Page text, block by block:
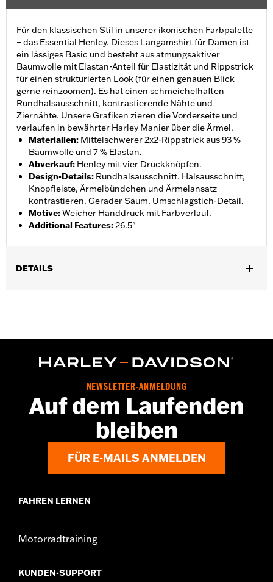
Für den klassischen Stil in unserer ikonischen Farbpalette
– das Essential Henley. Dieses Langamshirt für Damen ist
ein lässiges Basic und besteht aus atmungsaktiver
Baumwolle mit Elastan-Anteil für Elastizität und Rippstrick
für einen strukturierten Look (für einen genauen Blick
gerne reinzoomen). Es hat einen schmeichelhaften
Rundhalsausschnitt, kontrastierende Nähte und
Ziernähte. Unsere Grafiken zieren die Vorderseite und
verlaufen in bewährter Harley Manier über die Ärmel.
Materialien: Mittelschwerer 2x2-Rippstrick aus 93 %
Baumwolle und 7 % Elastan.
Abverkauf: Henley mit vier Druckknöpfen.
Design-Details: Rundhalsausschnitt. Halsausschnitt,
Knopfleiste, Ärmelbündchen und Ärmelansatz
kontrastieren. Gerader Saum. Umschlagstich-Detail.
Motive:Weicher Handdruck mit Farbverlauf.
Additional Features:26.5"
DETAILS
Herkunft:Importiert
NEWSLETTER-ANMELDUNG
Auf dem Laufenden
bleiben
FÜR E-MAILS ANMELDEN
FAHREN LERNEN
Motorradtraining
KUNDEN-SUPPORT